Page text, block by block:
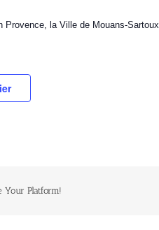
Provence, la Ville de Mouans-Sartoux
Your Platform!